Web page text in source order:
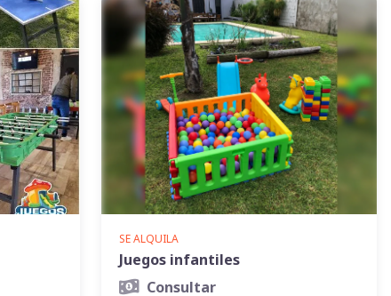
SE ALQUILA
Juegos infantiles
Consultar